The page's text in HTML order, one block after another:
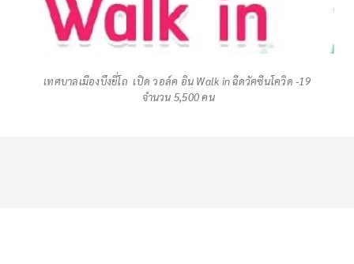
เทศบาลเมืองบึงยี่โถ เปิด วอล์ค อิน Walk in ฉีดวัคซีนโควิด -19
จำนวน 5,500 คน